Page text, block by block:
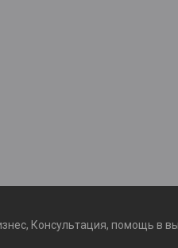
Консультация, помощь в